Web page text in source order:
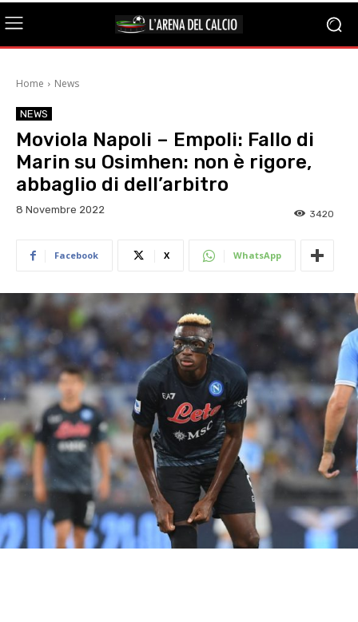
Home News
NEWS
Moviola Napoli – Empoli: Fallo di
Marin su Osimhen: non è rigore,
abbaglio di dell’arbitro
8 Novembre 2022 3420
Facebook X WhatsApp